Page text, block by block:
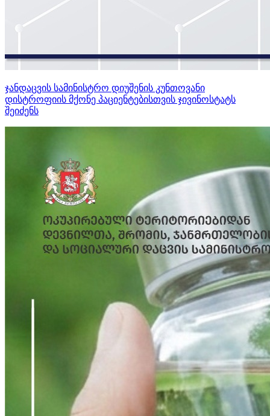
ჯანდაცვის სამინისტრო დიუშენის კუნთოვანი
დისტროფიის მქონე პაციენტებისთვის ჯივინოსტატს
შეიძენს